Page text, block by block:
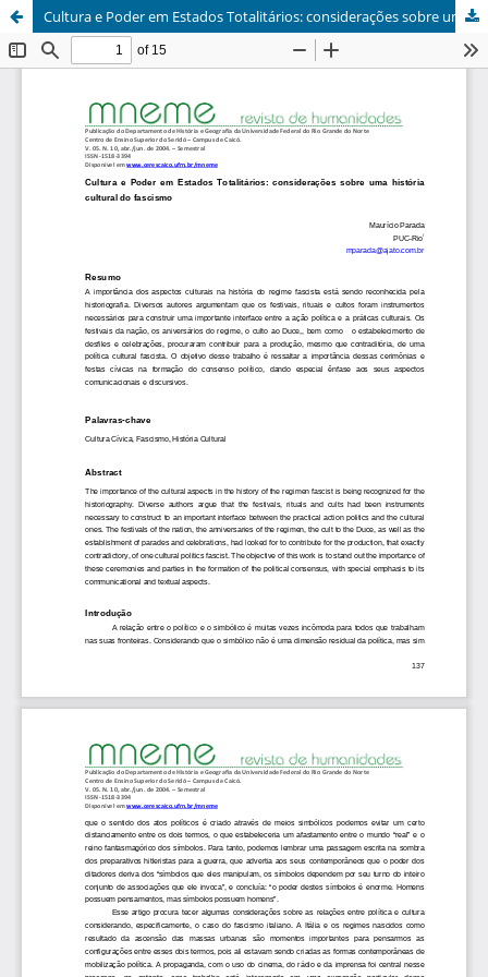
Cultura e Poder em Estados Totalitários: considerações sobre uma história cultural do fascismo